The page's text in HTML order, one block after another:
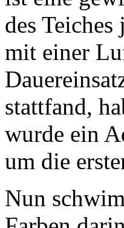
des
mit einer
stattfand,
wurde ein
um die
Nun